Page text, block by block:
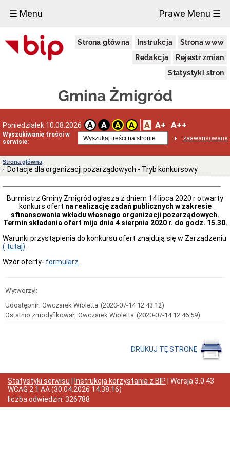
☰ Menu Prawe Menu ☰
Strona główna Instrukcja
Strona www
Redakcja
Rejestr zmian
Statystyki stron
Gmina Żmigród
Poniedziałek 10.08.2026 A A A A A A+ A++
Wyszukiwanie treści w
serwisie:
zaawansowane
Urząd
Miejski
zewnętrzne
Wiadomości
adresowe
Dni
godziny
otwarcia
Kierownictwo
Urzędu
i
Samodzielne
Stanowiska
Regulamin
Organizacyjny
Miejskiego
w
i
wnioski
Petycje
Zgromadzenia
Strona główna
Dotacje dla organizacji pozarządowych - Tryb konkursowy
Burmistrz Gminy Żmigród ogłasza z dniem 14 lipca 2020 r otwarty
konkurs ofert na realizację zadań publicznych w zakresie
sfinansowania wkładu własnego organizacji pozarządowych.
Termin składania ofert mija dnia 4 sierpnia 2020 r. do godz. 15.30.
Warunki przystąpienia do konkursu ofert znajdują się w Zarządzeniu
( tutaj)
Wzór oferty- formularz
Wytworzył:
Udostępnił: Owczarek Wioletta (2020-07-14 12:43:12)
Ostatnio zmodyfikował: Owczarek Wioletta (2020-07-14 12:46:59)
DRUKUJ TĘ STRONĘ
×
Statystyki serwisu Instrukcja korzystania z BIP | Wersja 3.0.43
WCAG 2.1 AA(30.04.2026 14:38:16)
liczba odwiedzin: 326788